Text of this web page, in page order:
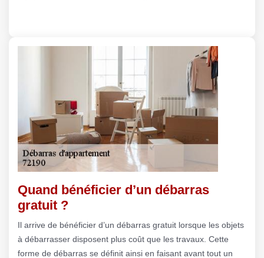
Quand bénéficier d’un débarras
gratuit ?
Il arrive de bénéficier d’un débarras gratuit lorsque les objets
à débarrasser disposent plus coût que les travaux. Cette
forme de débarras se définit ainsi en faisant avant tout un